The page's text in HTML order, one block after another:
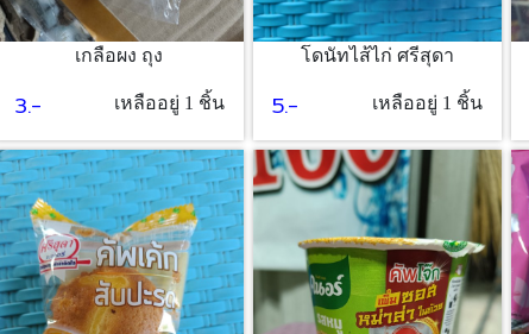
เกลือผง ถุง
3.- เหลืออยู่ 1 ชิ้น
โดนัทไส้ไก่ ศรีสุดา
5.- เหลืออยู่ 1 ชิ้น